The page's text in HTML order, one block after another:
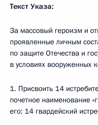
Текст Указа:
За массовый героизм и
проявленные личным
по защите Отечества и
в условиях вооруженных
1. Присвоить 14
почетное наименование
его: 14 гвардейский